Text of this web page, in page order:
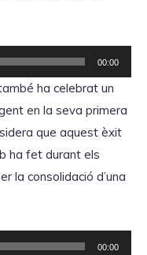
00:00
ha celebrat un
en la seva primera
que aquest èxit
ha fet durant els
la consolidació d’una
00:00